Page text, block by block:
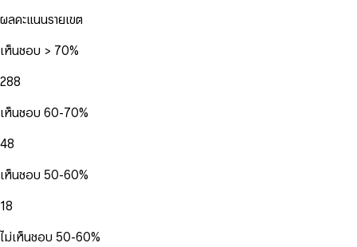
ผลคะแนนรายเขต
เห็นชอบ > 70%
288
เห็นชอบ 60-70%
48
เห็นชอบ 50-60%
18
ไม่เห็นชอบ 50-60%